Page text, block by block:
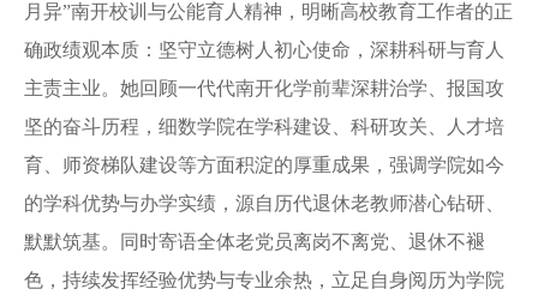
月异”南开校训与公能育人精神，明晰高校教育工作者的正
确政绩观本质：坚守立德树人初心使命，深耕科研与育人
主责主业。她回顾一代代南开化学前辈深耕治学、报国攻
坚的奋斗历程，细数学院在学科建设、科研攻关、人才培
育、师资梯队建设等方面积淀的厚重成果，强调学院如今
的学科优势与办学实绩，源自历代退休老教师潜心钻研、
默默筑基。同时寄语全体老党员离岗不离党、退休不褪
色，持续发挥经验优势与专业余热，立足自身阅历为学院